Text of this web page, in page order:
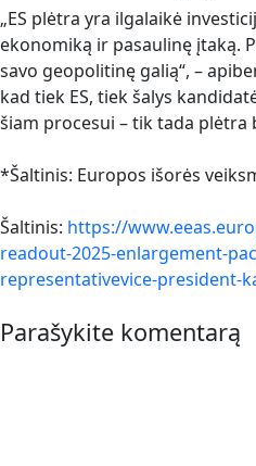
„ES plėtra yra ilgalaikė
ekonomiką ir pasaulinę įtaką.
savo geopolitinę galią“, –
kad tiek ES, tiek šalys
šiam procesui – tik tada plėtra
*Šaltinis: Europos išorės
Šaltinis: https://
readout-2025-enlargement-
representativevice-president-
Parašykite komentarą